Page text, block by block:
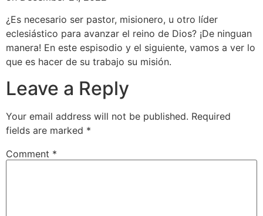
LINK
EMBED
¿Es necesario ser pastor, misionero, u otro líder
eclesiástico para avanzar el reino de Dios? ¡De ninguan
manera! En este espisodio y el siguiente, vamos a ver lo
que es hacer de su trabajo su misión.
Leave a Reply
Your email address will not be published. Required
fields are marked *
Comment *